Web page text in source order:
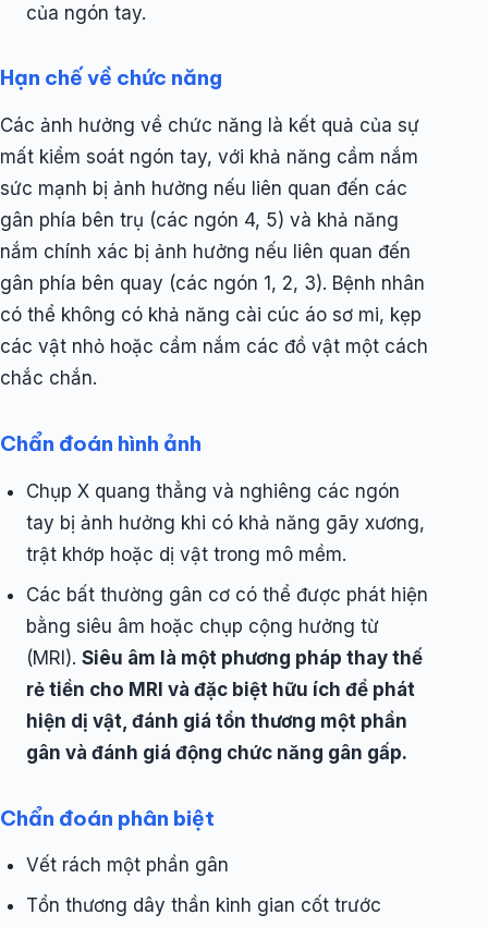
của ngón tay.
Hạn chế về chức năng
Các ảnh hưởng về chức năng là kết quả của sự
mất kiểm soát ngón tay, với khả năng cầm nắm
sức mạnh bị ảnh hưởng nếu liên quan đến các
gân phía bên trụ (các ngón 4, 5) và khả năng
nắm chính xác bị ảnh hưởng nếu liên quan đến
gân phía bên quay (các ngón 1, 2, 3). Bệnh nhân
có thể không có khả năng cài cúc áo sơ mi, kẹp
các vật nhỏ hoặc cầm nắm các đồ vật một cách
chắc chắn.
Chẩn đoán hình ảnh
Chụp X quang thẳng và nghiêng các ngón
tay bị ảnh hưởng khi có khả năng gãy xương,
trật khớp hoặc dị vật trong mô mềm.
Các bất thường gân cơ có thể được phát hiện
bằng siêu âm hoặc chụp cộng hưởng từ
(MRI). Siêu âm là một phương pháp thay thế
rẻ tiền cho MRI và đặc biệt hữu ích để phát
hiện dị vật, đánh giá tổn thương một phần
gân và đánh giá động chức năng gân gấp.
Chẩn đoán phân biệt
Vết rách một phần gân
Tổn thương dây thần kinh gian cốt trước